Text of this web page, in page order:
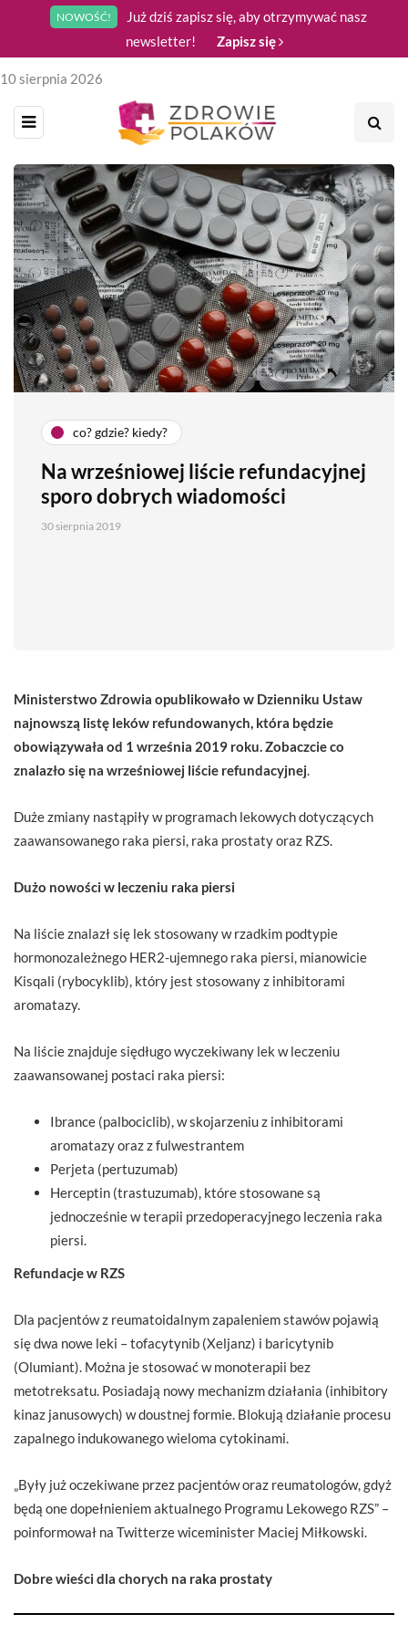
NOWOŚĆ!
Już dziś zapisz się, aby otrzymywać nasz
newsletter!
Zapisz się
10 sierpnia 2026
co? gdzie? kiedy?
Na wrześniowej liście refundacyjnej
sporo dobrych wiadomości
30 sierpnia 2019
Ministerstwo Zdrowia opublikowało w Dzienniku Ustaw
najnowszą listę leków refundowanych, która będzie
obowiązywała od 1 września 2019 roku. Zobaczcie co
znalazło się na wrześniowej liście refundacyjnej
Duże zmiany nastąpiły w programach lekowych dotyczących
zaawansowanego raka piersi, raka prostaty oraz RZS.
Dużo nowości w leczeniu raka piersi
Na liście znalazł się lek stosowany w rzadkim podtypie
hormonozależnego HER2-ujemnego raka piersi, mianowicie
Kisqali (rybocyklib), który jest stosowany z inhibitorami
aromatazy.
Na liście znajduje siędługo wyczekiwany lek w leczeniu
zaawansowanej postaci raka piersi:
Ibrance (palbociclib), w skojarzeniu z inhibitorami
aromatazy oraz z fulwestrantem
Perjeta (pertuzumab)
Herceptin (trastuzumab), które stosowane są
jednocześnie w terapii przedoperacyjnego leczenia raka
piersi.
Refundacje w RZS
Dla pacjentów z reumatoidalnym zapaleniem stawów pojawią
się dwa nowe leki – tofacytynib (Xeljanz) i baricytynib
(Olumiant). Można je stosować w monoterapii bez
metotreksatu. Posiadają nowy mechanizm działania (inhibitory
kinaz janusowych) w doustnej formie. Blokują działanie procesu
zapalnego indukowanego wieloma cytokinami.
„Były już oczekiwane przez pacjentów oraz reumatologów, gdyż
będą one dopełnieniem aktualnego Programu Lekowego RZS” –
poinformował na Twitterze wiceminister Maciej Miłkowski.
Dobre wieści dla chorych na raka prostaty